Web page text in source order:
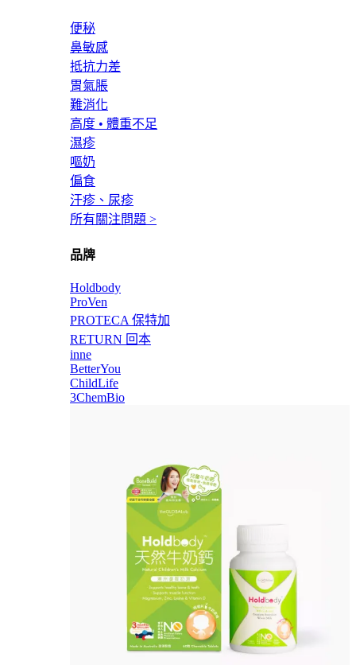
便秘
鼻敏感
抵抗力差
胃氣脹
難消化
高度 • 體重不足
濕疹
嘔奶
偏食
汗疹、尿疹
所有關注問題 >
品牌
Holdbody
ProVen
PROTECA 保特加
RETURN 回本
inne
BetterYou
ChildLife
3ChemBio